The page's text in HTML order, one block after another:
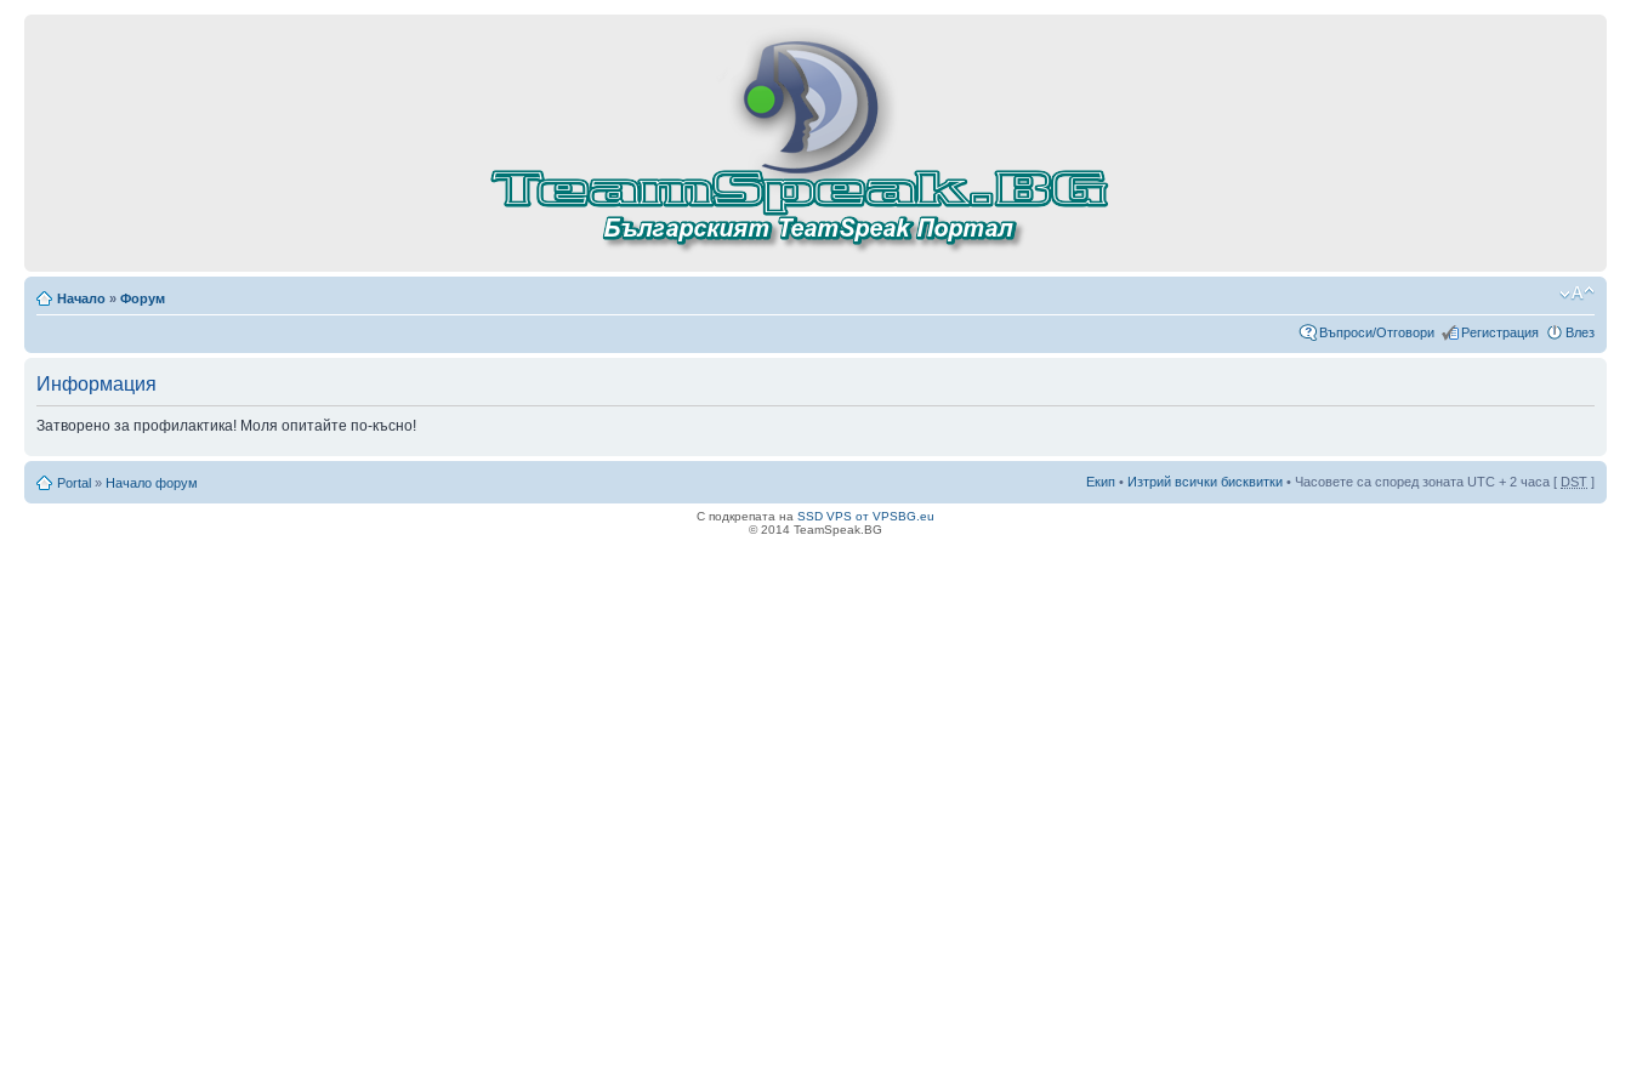
Начало » Форум
Въпроси/Отговори Регистрация Влез
Информация
Затворено за профилактика! Моля опитайте по-късно!
Portal » Начало форум Екип • Изтрий всички бисквитки • Часовете са според зоната UTC + 2 часа [ DST ]
С подкрепата на SSD VPS от VPSBG.eu
© 2014 TeamSpeak.BG